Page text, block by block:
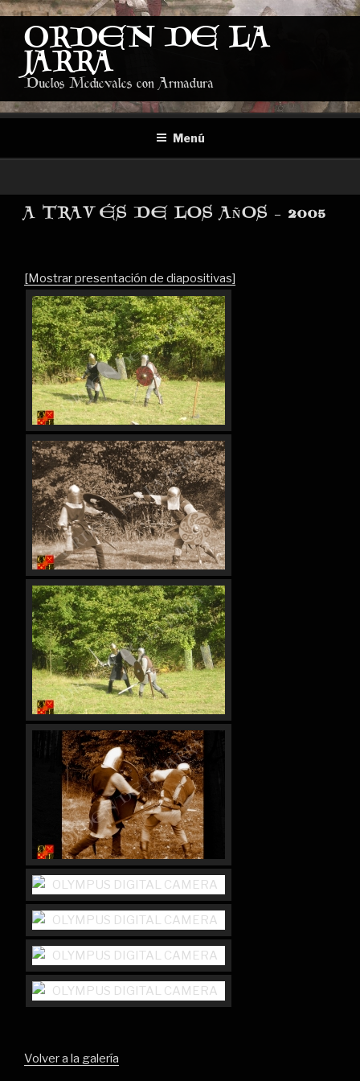
Saltar
contenido
ORDEN DE LA
JARRA
Duelos Medievales con Armadura
Menú
A TRAVÉS DE LOS AÑOS – 2005
[Mostrar presentación de diapositivas]
Volver a la galería